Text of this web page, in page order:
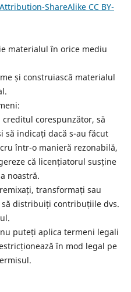
ShareAlike CC BY-
materialul în orice mediu
și construiască materialul
corespunzător, să
să indicați dacă s-au făcut
într-o manieră rezonabilă,
că licențiatorul susține
noastră.
transformați sau
distribuiți contribuțiile dvs.
puteți aplica termeni legali
în mod legal pe